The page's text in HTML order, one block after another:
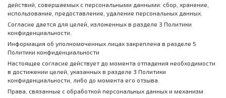
действий, совершаемых с персональными данными: сбор, хранение,
использование, предоставление, удаление персональных данных.
Согласие дается для целей, изложенных в разделе 3 Политики
конфиденциальности.
Информация об уполномоченных лицах закреплена в разделе 5
Политики конфиденциальности
Настоящее согласие действует до момента отпадения необходимости
в достижении целей, указанных в разделе 3 Политики
конфиденциальности, либо до момента его отзыва.
Права, связанные с обработкой персональных данных и механизм